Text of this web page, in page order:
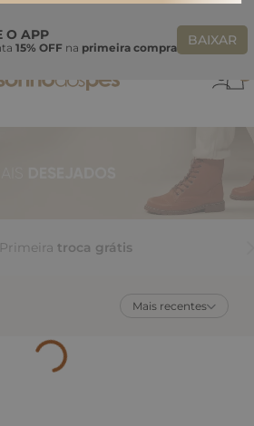
O APP
15% OFF na primeira compra BAIXAR
utilizando o código do seu vendedor*
Primeira troca grátis
Mais recentes